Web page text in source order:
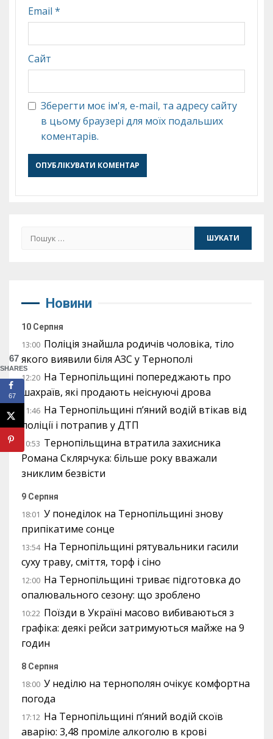
Email *
Сайт
Зберегти моє ім'я, e-mail, та адресу сайту
в цьому браузері для моїх подальших
коментарів.
Пошук:
Новини
10 Серпня
13:00 Поліція знайшла родичів чоловіка, тіло
якого виявили біля АЗС у Тернополі
12:20 На Тернопільщині попереджають про
шахраїв, які продають неіснуючі дрова
11:46 На Тернопільщині п’яний водій втікав від
поліції і потрапив у ДТП
10:53 Тернопільщина втратила захисника
Романа Склярчука: більше року вважали
зниклим безвісти
9 Серпня
18:01 У понеділок на Тернопільщині знову
припікатиме сонце
13:54 На Тернопільщині рятувальники гасили
суху траву, сміття, торф і сіно
12:00 На Тернопільщині триває підготовка до
опалювального сезону: що зроблено
10:22 Поїзди в Україні масово вибиваються з
графіка: деякі рейси затримуються майже на 9
годин
8 Серпня
18:00 У неділю на тернополян очікує комфортна
погода
17:12 На Тернопільщині п’яний водій скоїв
аварію: 3,48 проміле алкоголю в крові
67
SHARES
67